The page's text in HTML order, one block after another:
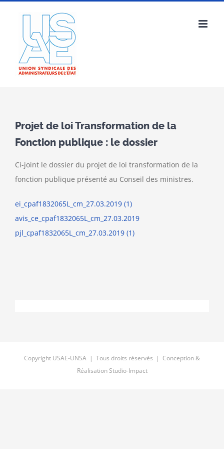
contenu
Projet de loi Transformation de la
Fonction publique : le dossier
Ci-joint le dossier du projet de loi transformation de la
fonction publique présenté au Conseil des ministres.
ei_cpaf1832065L_cm_27.03.2019 (1)
avis_ce_cpaf1832065L_cm_27.03.2019
pjl_cpaf1832065L_cm_27.03.2019 (1)
Copyright USAE-UNSA | Tous droits réservés | Conception &
RéalisationStudio-Impact